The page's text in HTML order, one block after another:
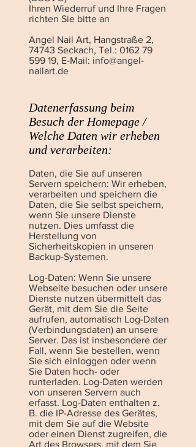
Ihren Wiederruf und Ihre Fragen
richten Sie bitte an
Angel Nail Art, Hangstraße 2,
74743 Seckach, Tel.: 0162 79
599 19, E-Mail: info@angel-
nailart.de
Datenerfassung beim
Besuch der Homepage /
Welche Daten wir erheben
und verarbeiten:
Daten, die Sie auf unseren
Servern speichern: Wir erheben,
verarbeiten und speichern die
Daten, die Sie selbst speichern,
wenn Sie unsere Dienste
nutzen. Dies umfasst die
Herstellung von
Sicherheitskopien in unseren
Backup-Systemen.
Log-Daten: Wenn Sie unsere
Webseite besuchen oder unsere
Dienste nutzen übermittelt das
Gerät, mit dem Sie die Seite
aufrufen, automatisch Log-Daten
(Verbindungsdaten) an unsere
Server. Das ist insbesondere der
Fall, wenn Sie bestellen, wenn
Sie sich einloggen oder wenn
Sie Daten hoch- oder
runterladen. Log-Daten werden
von unseren Servern auch
erfasst. Log-Daten enthalten z.
B. die IP-Adresse des Gerätes,
mit dem Sie auf die Website
oder einen Dienst zugreifen, die
Art des Browsers, mit dem Sie